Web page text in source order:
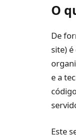
O
De
site)
e a
Este